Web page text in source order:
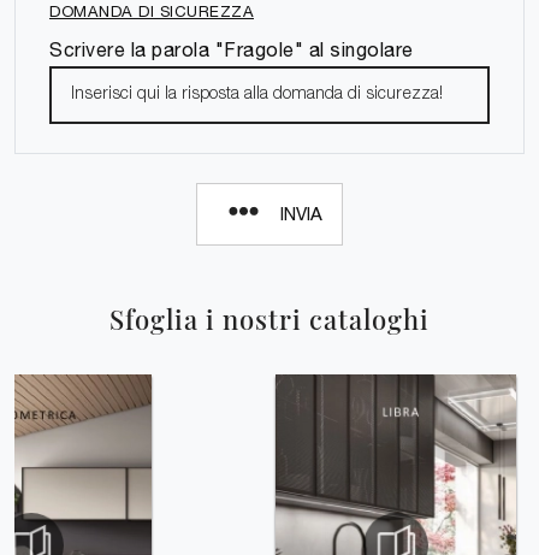
Sfoglia i nostri cataloghi
DOMANDA DI SICUREZZA
Scrivere la parola "Fragole" al singolare
INVIA